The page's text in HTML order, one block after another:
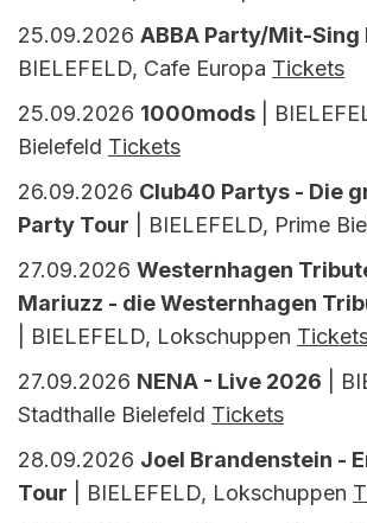
25.09.2026 ABBA Party/Mit-Sing
BIELEFELD, Cafe Europa Tickets
25.09.2026 1000mods |
Bielefeld Tickets
26.09.2026 Club40 Partys - Die
Party Tour | BIELEFELD, Prime
27.09.2026 Westernhagen
Mariuzz - die Westernhagen
| BIELEFELD, Lokschuppen
27.09.2026 NENA - Live 2026 |
Stadthalle Bielefeld Tickets
28.09.2026 Joel Brandenstein -
Tour | BIELEFELD, Lokschuppen